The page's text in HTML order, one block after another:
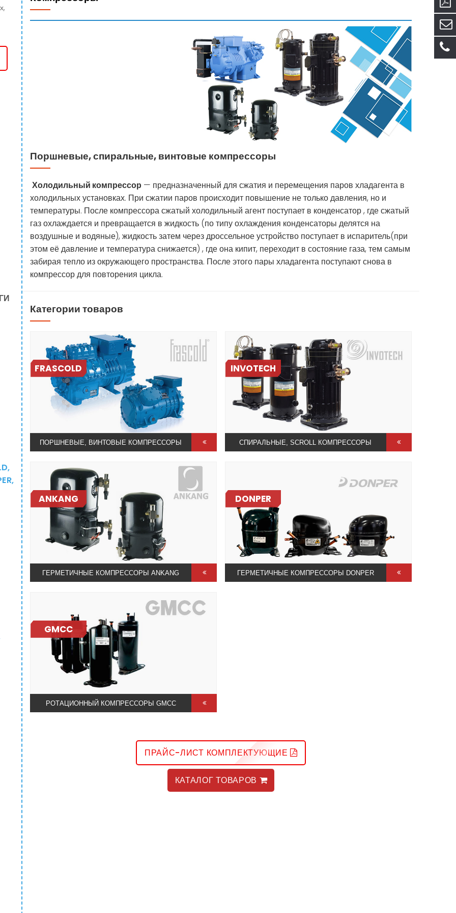
+7(778) 222-77-11
+7(747) 222-77-12
Поршневые, спиральные, винтовые компрессоры
Холодильный компрессор — предназначенный для сжатия и перемещения паров хладагента в
холодильных установках. При сжатии паров происходит повышение не только давления, но и
температуры. После компрессора сжатый холодильный агент поступает в конденсатор , где сжатый
газ охлаждается и превращается в жидкость (по типу охлаждения конденсаторы делятся на
воздушные и водяные), жидкость затем через дроссельное устройство поступает в испаритель(при
этом её давление и температура снижается) , где она кипит, переходит в состояние газа, тем самым
забирая тепло из окружающего пространства. После этого пары хладагента поступают снова в
компрессор для повторения цикла.
Категории товаров
FRASCOLD
ПОРШНЕВЫЕ, ВИНТОВЫЕ КОМПРЕССОРЫ
INVOTECH
СПИРАЛЬНЫЕ, SCROLL КОМПРЕССОРЫ
ANKANG
ГЕРМЕТИЧНЫЕ КОМПРЕССОРЫ ANKANG
DONPER
ГЕРМЕТИЧНЫЕ КОМПРЕССОРЫ DONPER
GMCC
РОТАЦИОННЫЙ КОМПРЕССОРЫ GMCC
ПРАЙС-ЛИСТ КОМПЛЕКТУЮЩИЕ
КАТАЛОГ ТОВАРОВ